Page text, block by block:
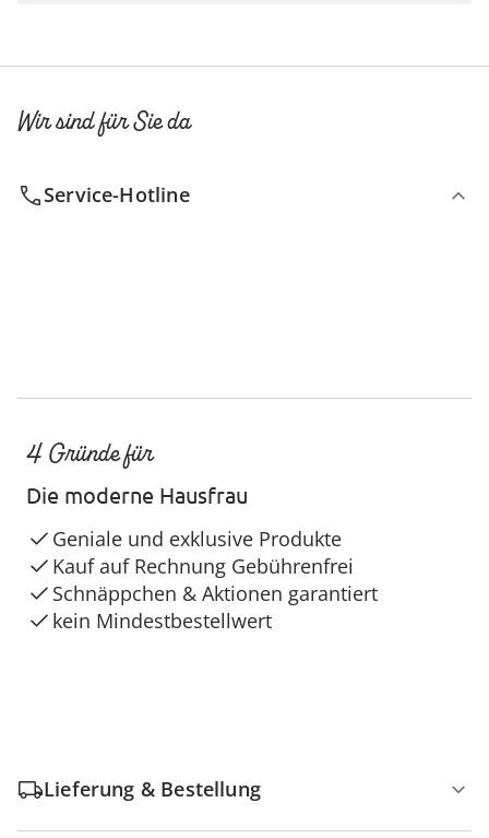
Wir sind für Sie da
Service-Hotline
4 Gründe für
Die moderne Hausfrau
Geniale und exklusive Produkte
Kauf auf Rechnung Gebührenfrei
Schnäppchen & Aktionen garantiert
kein Mindestbestellwert
Lieferung & Bestellung